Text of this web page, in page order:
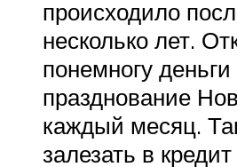
происходило
несколько лет.
понемногу
празднование
каждый месяц.
залезать в